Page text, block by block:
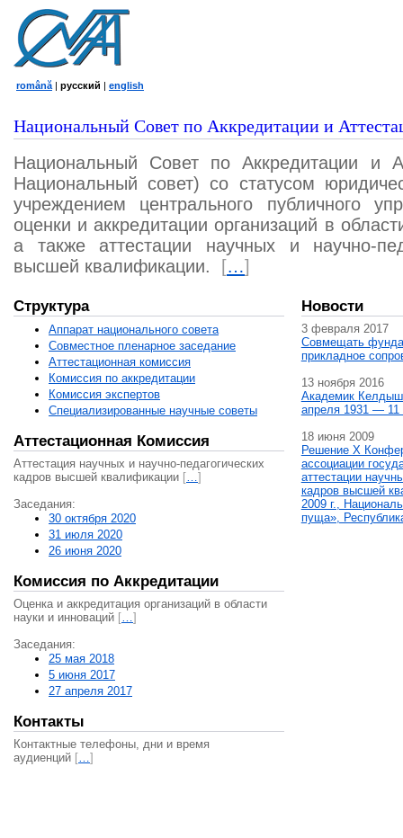
română | русский | english
Национальный Совет по Аккредитации и
Национальный Совет по Аккредитации и
Национальный совет) со статусом
учреждением центрального публичного
оценки и аккредитации организаций в
а также аттестации научных и научно-
высшей квалификации.
[…]
Структура
Аппарат национального совета
Совместное пленарное заседание
Аттестационная комисcия
Комиссия по аккредитации
Комиссия экспертов
Специализированные научные советы
Аттестационная Комиссия
Аттестация научных и научно-педагогических
кадров высшей квалификации […]
Заседания:
30 октября 2020
31 июля 2020
26 июня 2020
Комиссия по Аккредитации
Оценка и аккредитация организаций в области
науки и инноваций […]
Заседания:
25 мая 2018
5 июня 2017
27 апреля 2017
Контакты
Контактные телефоны, дни и время
аудиенций […]
Новости
3 февраля 2017
Совмещать
прикладное
13 ноября 2016
Академик
апреля 1931 — 11
18 июня 2009
Решение X
ассоциации
аттестации
кадров высшей
2009 г.,
пуща»,